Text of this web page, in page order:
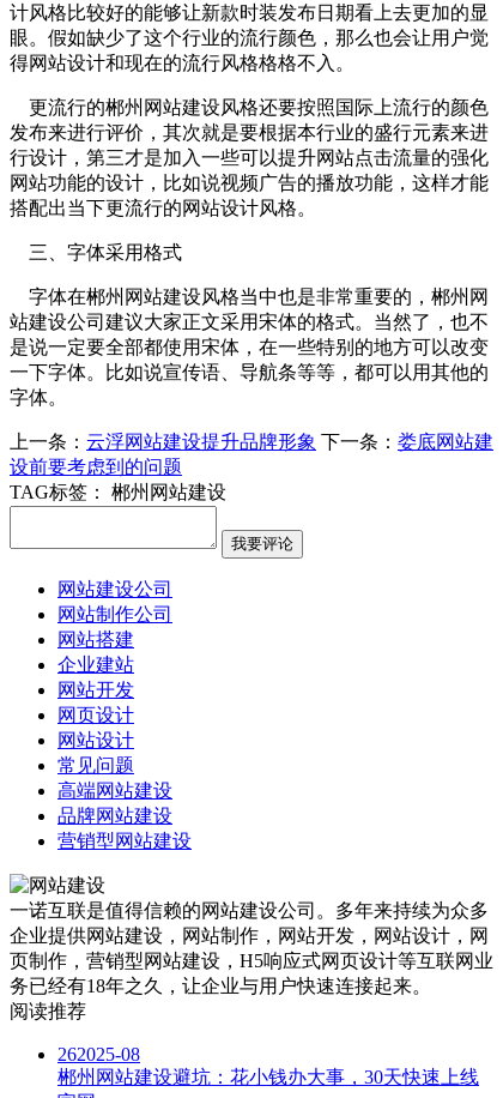
计风格比较好的能够让新款时装发布日期看上去更加的显
眼。假如缺少了这个行业的流行颜色，那么也会让用户觉
得网站设计和现在的流行风格格格不入。
更流行的郴州网站建设风格还要按照国际上流行的颜色
发布来进行评价，其次就是要根据本行业的盛行元素来进
行设计，第三才是加入一些可以提升网站点击流量的强化
网站功能的设计，比如说视频广告的播放功能，这样才能
搭配出当下更流行的网站设计风格。
三、字体采用格式
字体在郴州网站建设风格当中也是非常重要的，郴州网
站建设公司建议大家正文采用宋体的格式。当然了，也不
是说一定要全部都使用宋体，在一些特别的地方可以改变
一下字体。比如说宣传语、导航条等等，都可以用其他的
字体。
上一条： 云浮网站建设提升品牌形象 下一条： 娄底网站建
设前要考虑到的问题
TAG标签：
郴州网站建设
网站建设公司
网站制作公司
网站搭建
企业建站
网站开发
网页设计
网站设计
常见问题
高端网站建设
品牌网站建设
营销型网站建设
一诺互联是值得信赖的网站建设公司。多年来持续为众多
企业提供网站建设，网站制作，网站开发，网站设计，网
页制作，营销型网站建设，H5响应式网页设计等互联网业
务已经有18年之久，让企业与用户快速连接起来。
阅读推荐
262025-08
郴州网站建设避坑：花小钱办大事，30天快速上线